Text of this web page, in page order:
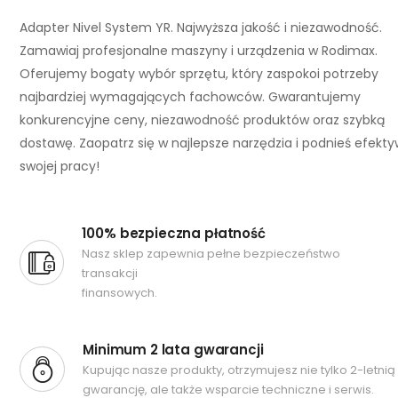
Adapter Nivel System YR. Najwyższa jakość i niezawodność.
Zamawiaj profesjonalne maszyny i urządzenia w Rodimax.
Oferujemy bogaty wybór sprzętu, który zaspokoi potrzeby
najbardziej wymagających fachowców. Gwarantujemy
konkurencyjne ceny, niezawodność produktów oraz szybką
dostawę. Zaopatrz się w najlepsze narzędzia i podnieś
swojej pracy!
100% bezpieczna płatność
Nasz sklep zapewnia pełne bezpieczeństwo
transakcji
finansowych.
Minimum 2 lata gwarancji
Kupując nasze produkty, otrzymujesz nie tylko 2-letnią
gwarancję, ale także wsparcie techniczne i serwis.